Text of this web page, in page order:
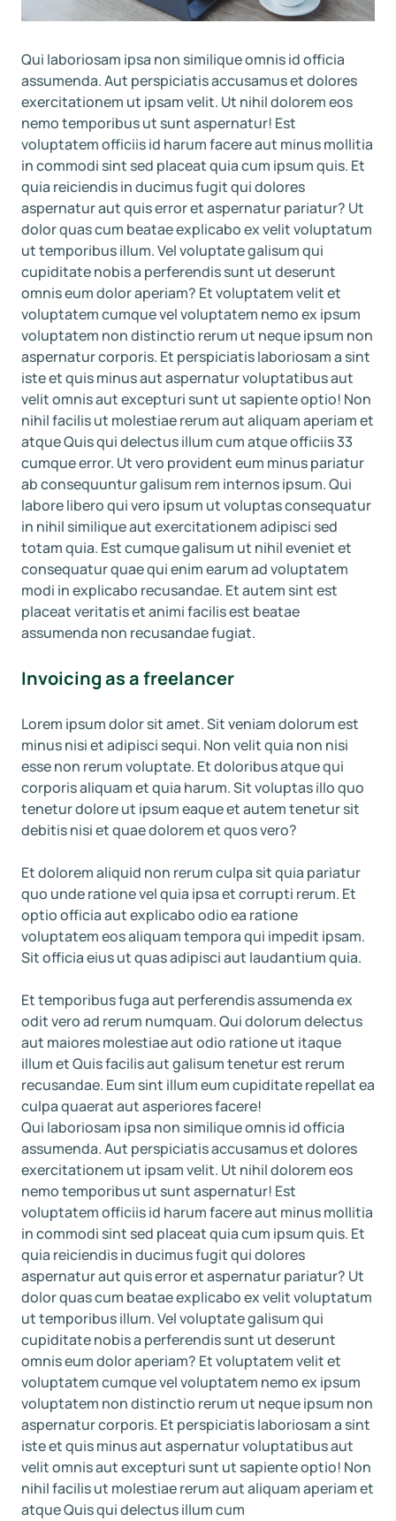
Qui laboriosam ipsa non similique omnis id officia
assumenda. Aut perspiciatis accusamus et dolores
exercitationem ut ipsam velit. Ut nihil dolorem eos
nemo temporibus ut sunt aspernatur! Est
voluptatem officiis id harum facere aut minus mollitia
in commodi sint sed placeat quia cum ipsum quis. Et
quia reiciendis in ducimus fugit qui dolores
aspernatur aut quis error et aspernatur pariatur? Ut
dolor quas cum beatae explicabo ex velit voluptatum
ut temporibus illum. Vel voluptate galisum qui
cupiditate nobis a perferendis sunt ut deserunt
omnis eum dolor aperiam? Et voluptatem velit et
voluptatem cumque vel voluptatem nemo ex ipsum
voluptatem non distinctio rerum ut neque ipsum non
aspernatur corporis. Et perspiciatis laboriosam a sint
iste et quis minus aut aspernatur voluptatibus aut
velit omnis aut excepturi sunt ut sapiente optio! Non
nihil facilis ut molestiae rerum aut aliquam aperiam et
atque Quis qui delectus illum cum atque officiis 33
cumque error. Ut vero provident eum minus pariatur
ab consequuntur galisum rem internos ipsum. Qui
labore libero qui vero ipsum ut voluptas consequatur
in nihil similique aut exercitationem adipisci sed
totam quia. Est cumque galisum ut nihil eveniet et
consequatur quae qui enim earum ad voluptatem
modi in explicabo recusandae. Et autem sint est
placeat veritatis et animi facilis est beatae
assumenda non recusandae fugiat.
Invoicing as a freelancer
Lorem ipsum dolor sit amet. Sit veniam dolorum est
minus nisi et adipisci sequi. Non velit quia non nisi
esse non rerum voluptate. Et doloribus atque qui
corporis aliquam et quia harum. Sit voluptas illo quo
tenetur dolore ut ipsum eaque et autem tenetur sit
debitis nisi et quae dolorem et quos vero?
Et dolorem aliquid non rerum culpa sit quia pariatur
quo unde ratione vel quia ipsa et corrupti rerum. Et
optio officia aut explicabo odio ea ratione
voluptatem eos aliquam tempora qui impedit ipsam.
Sit officia eius ut quas adipisci aut laudantium quia.
Et temporibus fuga aut perferendis assumenda ex
odit vero ad rerum numquam. Qui dolorum delectus
aut maiores molestiae aut odio ratione ut itaque
illum et Quis facilis aut galisum tenetur est rerum
recusandae. Eum sint illum eum cupiditate repellat ea
culpa quaerat aut asperiores facere!
Qui laboriosam ipsa non similique omnis id officia
assumenda. Aut perspiciatis accusamus et dolores
exercitationem ut ipsam velit. Ut nihil dolorem eos
nemo temporibus ut sunt aspernatur! Est
voluptatem officiis id harum facere aut minus mollitia
in commodi sint sed placeat quia cum ipsum quis. Et
quia reiciendis in ducimus fugit qui dolores
aspernatur aut quis error et aspernatur pariatur? Ut
dolor quas cum beatae explicabo ex velit voluptatum
ut temporibus illum. Vel voluptate galisum qui
cupiditate nobis a perferendis sunt ut deserunt
omnis eum dolor aperiam? Et voluptatem velit et
voluptatem cumque vel voluptatem nemo ex ipsum
voluptatem non distinctio rerum ut neque ipsum non
aspernatur corporis. Et perspiciatis laboriosam a sint
iste et quis minus aut aspernatur voluptatibus aut
velit omnis aut excepturi sunt ut sapiente optio! Non
nihil facilis ut molestiae rerum aut aliquam aperiam et
atque Quis qui delectus illum cum